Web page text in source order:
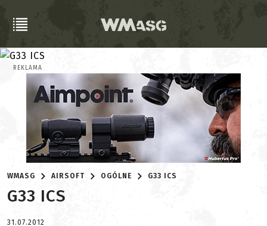
REKLAMA
WMASG AIRSOFT OGÓLNE G33 ICS
G33 ICS
31.07.2012